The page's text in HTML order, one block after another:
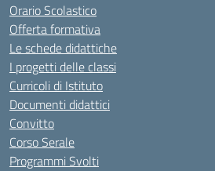
Orario Scolastico
Offerta formativa
Le schede didattiche
I progetti delle classi
Curricoli di Istituto
Documenti didattici
Convitto
Corso Serale
Programmi Svolti